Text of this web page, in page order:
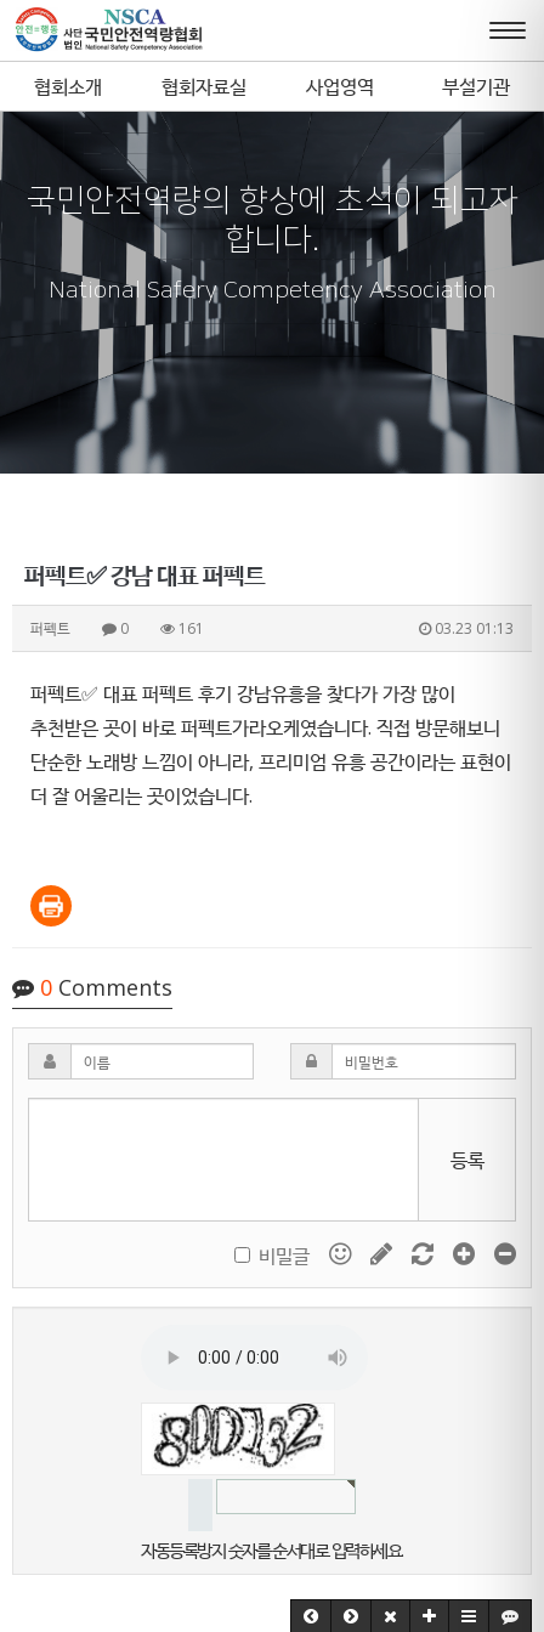
협회소개 협회자료실 사업영역 부설기관
국민안전역량의 향상에 초석이 되고자
합니다.
National Safery Competency Association
퍼펙트✅ 강남 대표 퍼펙트
퍼펙트 0 161 03.23 01:13
퍼펙트✅ 대표 퍼펙트 후기 강남유흥을 찾다가 가장 많이
추천받은 곳이 바로퍼펙트가라오케였습니다. 직접 방문해보니
단순한 노래방 느낌이 아니라, 프리미엄 유흥 공간이라는 표현이
더 잘 어울리는 곳이었습니다.
0 Comments
등록
비밀글
자동등록방지 숫자를 순서대로 입력하세요.